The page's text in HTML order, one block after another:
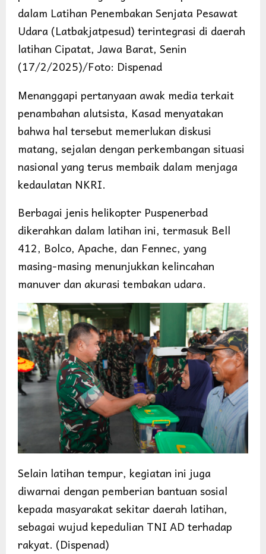
dalam Latihan Penembakan Senjata Pesawat
Udara (Latbakjatpesud) terintegrasi di daerah
latihan Cipatat, Jawa Barat, Senin
(17/2/2025)/Foto: Dispenad
Menanggapi pertanyaan awak media terkait
penambahan alutsista, Kasad menyatakan
bahwa hal tersebut memerlukan diskusi
matang, sejalan dengan perkembangan situasi
nasional yang terus membaik dalam menjaga
kedaulatan NKRI.
Berbagai jenis helikopter Puspenerbad
dikerahkan dalam latihan ini, termasuk Bell
412, Bolco, Apache, dan Fennec, yang
masing-masing menunjukkan kelincahan
manuver dan akurasi tembakan udara.
Selain latihan tempur, kegiatan ini juga
diwarnai dengan pemberian bantuan sosial
kepada masyarakat sekitar daerah latihan,
sebagai wujud kepedulian TNI AD terhadap
rakyat. (Dispenad)